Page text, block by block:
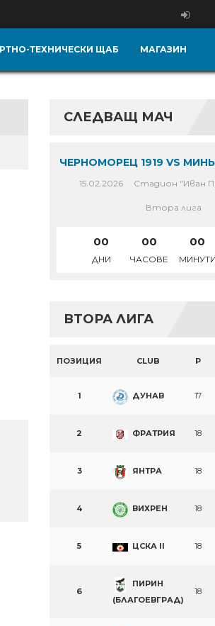
ТЕХНИЧЕСКИ ЩАБ МАГАЗИН
СЛЕДВАЩ МАЧ
ЧЕРНОМОРЕЦ 1919 VS
15.02.2026 Стадион "Иван
Втора лига
00
ДНИ
00
ЧАСОВЕ
00
МИНУТИ
ВТОРА ЛИГА
ПОЗИЦИЯ CLUB P
1 ДУНАВ 17
2 ФРАТРИЯ 18
3 ЯНТРА 18
4 ВИХРЕН 18
5 ЦСКА II 18
6
ПИРИН
(БЛАГОЕВГРАД)
18